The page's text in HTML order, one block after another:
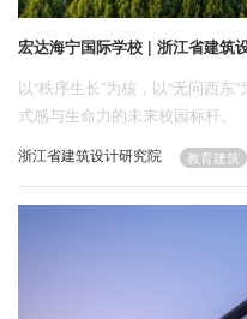
宏达海宁国际学校 | 浙江省建筑
以“秩序生长”为核，以“无问西
式感与生命力的未来校园标杆。
浙江省建筑设计研究院 教育建筑